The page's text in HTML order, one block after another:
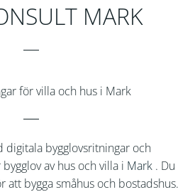
MARK
för villa och hus i Mark
digitala bygglovsritningar och
av hus och villa i Mark . Du
att bygga småhus och bostadshus.